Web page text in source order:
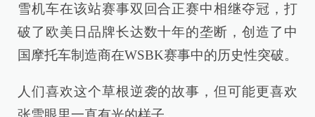
雪机车在该站赛事双回合正赛中相继夺冠，打
破了欧美日品牌长达数十年的垄断，创造了中
国摩托车制造商在WSBK赛事中的历史性突破。
人们喜欢这个草根逆袭的故事，但可能更喜欢